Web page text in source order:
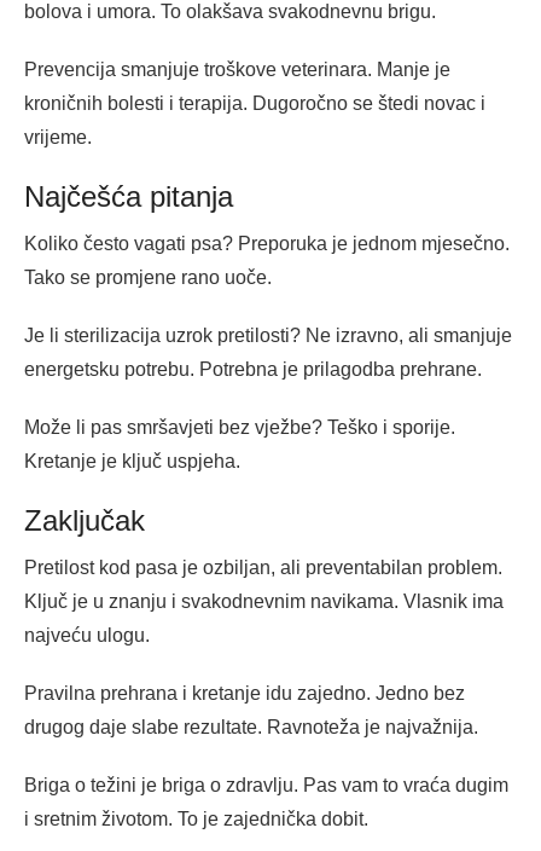
bolova i umora. To olakšava svakodnevnu brigu.
Prevencija smanjuje troškove veterinara. Manje je
kroničnih bolesti i terapija. Dugoročno se štedi novac i
vrijeme.
Najčešća pitanja
Koliko često vagati psa? Preporuka je jednom mjesečno.
Tako se promjene rano uoče.
Je li sterilizacija uzrok pretilosti? Ne izravno, ali smanjuje
energetsku potrebu. Potrebna je prilagodba prehrane.
Može li pas smršavjeti bez vježbe? Teško i sporije.
Kretanje je ključ uspjeha.
Zaključak
Pretilost kod pasa je ozbiljan, ali preventabilan problem.
Ključ je u znanju i svakodnevnim navikama. Vlasnik ima
najveću ulogu.
Pravilna prehrana i kretanje idu zajedno. Jedno bez
drugog daje slabe rezultate. Ravnoteža je najvažnija.
Briga o težini je briga o zdravlju. Pas vam to vraća dugim
i sretnim životom. To je zajednička dobit.